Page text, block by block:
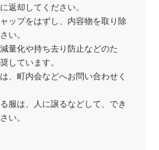
返却してください。
ップをはずし、内容物を取り除
い。
量化や持ち去り防止などのた
しています。
、町内会などへお問い合わせく
服は、人に譲るなどして、でき
い。